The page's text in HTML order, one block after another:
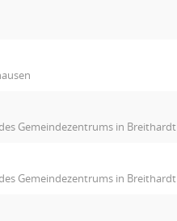
Gemeindezentrums in Breithardt
Gemeindezentrums in Breithardt